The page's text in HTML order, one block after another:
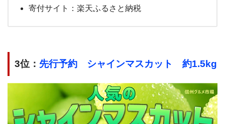
寄付サイト：楽天ふるさと納税
3位： 先行予約 シャインマスカット 約1.5kg